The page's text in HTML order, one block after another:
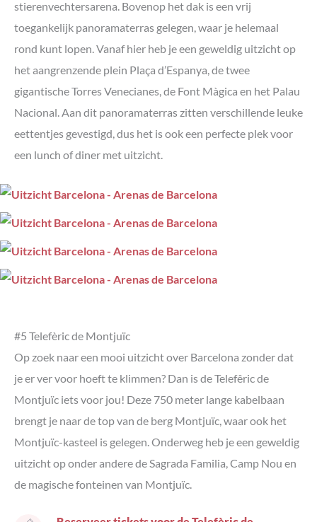
stierenvechtersarena. Bovenop het dak is een vrij
toegankelijk panoramaterras gelegen, waar je helemaal
rond kunt lopen. Vanaf hier heb je een geweldig uitzicht op
het aangrenzende plein Plaça d’Espanya, de twee
gigantische Torres Venecianes, de Font Màgica en het Palau
Nacional. Aan dit panoramaterras zitten verschillende leuke
eettentjes gevestigd, dus het is ook een perfecte plek voor
een lunch of diner met uitzicht.
#5 Telefèric de Montjuïc
Op zoek naar een mooi uitzicht over Barcelona zonder dat
je er ver voor hoeft te klimmen? Dan is de Telefêric de
Montjuïc iets voor jou! Deze 750 meter lange kabelbaan
brengt je naar de top van de berg Montjuïc, waar ook het
Montjuïc-kasteel is gelegen. Onderweg heb je een geweldig
uitzicht op onder andere de Sagrada Familia, Camp Nou en
de magische fonteinen van Montjuïc.